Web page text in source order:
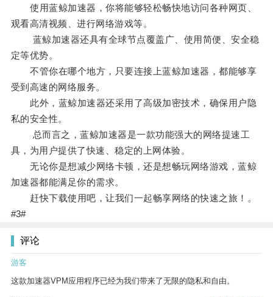
使用蓝鲸加速器，你将能够轻松畅快地访问各种网页、
观看高清视频、进行网络游戏等。
蓝鲸加速器还具有全球节点覆盖广、使用简便、安全稳
定等优势。
不管你在哪个地方，只要连接上蓝鲸加速器，都能够享
受到高速的网络服务。
此外，蓝鲸加速器还采用了高级加密技术，确保用户隐
私的安全性。
总而言之，蓝鲸加速器是一款功能强大的网络提速工
具，为用户提供了快速、稳定的上网体验。
无论你是想减少网络卡顿，还是想畅玩网络游戏，蓝鲸
加速器都能满足你的需求。
赶快下载使用吧，让我们一起畅享网络的快速之旅！。
#3#
评论
游客
这款加速器VPM应用程序已经为我们带来了无限的隐私和自由。